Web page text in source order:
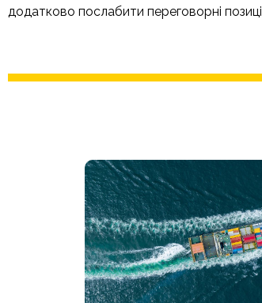
додатково послабити переговорні